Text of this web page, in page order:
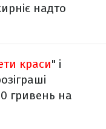
надто
краси" і
гривень на